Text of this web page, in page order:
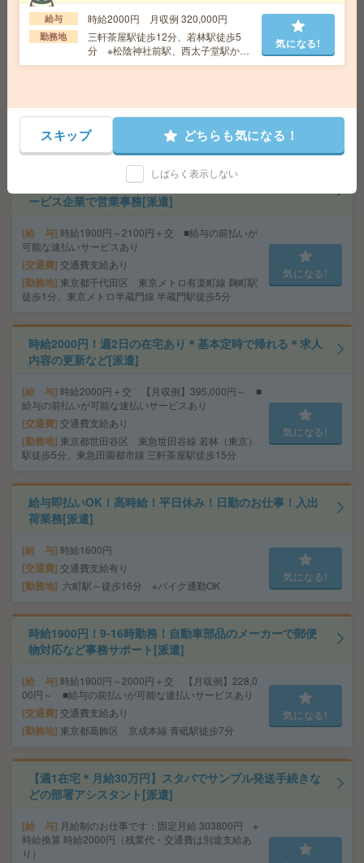
時給2050円！ピタッと17時終業＊六本木ヒルズ森タワー
勤務＊2名の募集[派遣]
交通費 交通費支給あり
東京都港区 東京メトロ日比谷線 六本木駅徒
歩1分
気になる!
完全在宅＊時給1900円！週4日＆10-15時半勤務！人材サ
ービス企業で営業事務[派遣]
給 与 時給1900円～2100円＋交 ■給与の前払いが
可能な速払いサービスあり
交通費 交通費支給あり
勤務地 東京都千代田区 東京メトロ有楽町線 麹町駅
徒歩1分、東京メトロ半蔵門線 半蔵門駅徒歩5分
気になる!
時給2000円！週2日の在宅あり＊基本定時で帰れる＊求人
内容の更新など[派遣]
給 与 時給2000円＋交 【月収例】395,000円～ ■
給与の前払いが可能な速払いサービスあり
交通費 交通費支給あり
勤務地 東京都世田谷区 東急世田谷線 若林（東京）
駅徒歩5分、東急田園都市線 三軒茶屋駅徒歩15分
気になる!
給与即払いOK！高時給！平日休み！日勤のお仕事！入出
荷業務[派遣]
給 与 時給1600円
交通費 交通費支給有り
勤務地 六町駅～徒歩16分 ※バイク通勤OK
気になる!
時給1900円！9-16時勤務！自動車部品のメーカーで郵便
物対応など事務サポート[派遣]
給 与 時給1900円～2000円＋交 【月収例】228,0
00円～ ■給与の前払いが可能な速払いサービスあり
交通費 交通費支給あり
勤務地 東京都葛飾区 京成本線 青砥駅徒歩7分
気になる!
【週1在宅＊月給30万円】スタバでサンプル発送手続きな
どの部署アシスタント[派遣]
給 与 月給制のお仕事です：固定月給 303800円 ※
時給換算 時給2000円（残業代・交通費は別途支給あ
り）
給与 時給2000円 月収例 320,000円
勤務地
三軒茶屋駅徒歩12分、若林駅徒歩5
分 ※松陰神社前駅、西太子堂駅から
も徒歩圏内！
気になる!
スキップ どちらも気になる！
しばらく表示しない